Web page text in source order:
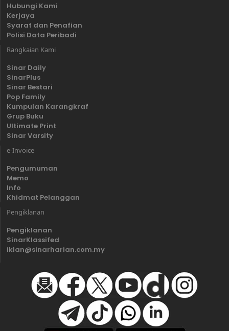
Hubungi Kami
Kerjaya
Syarat dan Penafian
Polisi Data Peribadi
Rangkaian Kami
Sinar Daily
SinarPlus
Sinar Bestari
Pop Family
Kumpulan Karangkraf
Grup Buku
Ultimate Print
Sinar Varsity
e-Invoice
Pengumuman
Memo
Info
Khidmat Pelanggan
Pengiklanan
Pengiklanan
SinarKlassifed
iklan@sinarharian.com.my